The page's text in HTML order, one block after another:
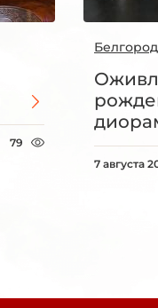
79
7 августа